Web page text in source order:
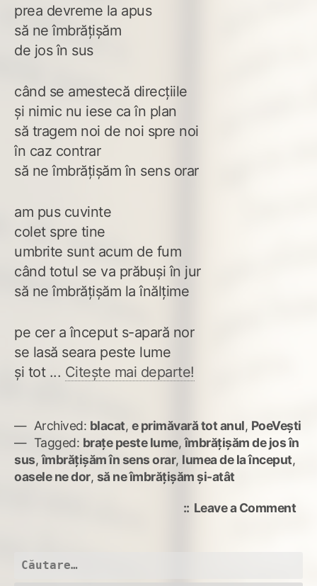
prea devreme la apus
să ne îmbrățișăm
de jos în sus
când se amestecă direcțiile
și nimic nu iese ca în plan
să tragem noi de noi spre noi
în caz contrar
să ne îmbrățișăm în sens orar
am pus cuvinte
colet spre tine
umbrite sunt acum de fum
când totul se va prăbuși în jur
să ne îmbrățișăm la înălțime
pe cer a început s-apară nor
se lasă seara peste lume
și tot ... Citește mai departe!
Archived: blacat, e primăvară tot anul, PoeVești
Tagged: brațe peste lume,îmbrățișăm de jos în
sus,îmbrățișăm în sens orar, lumea de la început,
oasele ne dor, să ne îmbrățișăm și-atât
Leave a Commenton
Caută